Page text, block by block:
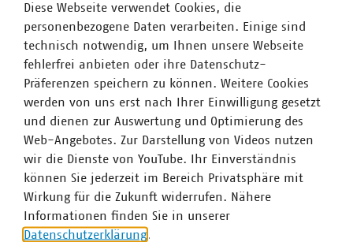
ENERGIEWIRTSCHAFTWASSER/ABWASSERDIGITALISIERUNG/TKABFALLWIRTSCHAFT
RECHT
Hausanschrift und Kontakt
VKU-Hauptgeschäftsstelle
Invalidenstr. 91
Diese Webseite verwendet Cookies, die
personenbezogene Daten verarbeiten. Einige sind
technisch notwendig, um Ihnen unsere Webseite
fehlerfrei anbieten oder ihre Datenschutz-
Präferenzen speichern zu können. Weitere Cookies
werden von uns erst nach Ihrer Einwilligung gesetzt
und dienen zur Auswertung und Optimierung des
Web-Angebotes. Zur Darstellung von Videos nutzen
wir die Dienste von YouTube. Ihr Einverständnis
können Sie jederzeit im Bereich Privatsphäre mit
Wirkung für die Zukunft widerrufen. Nähere
Informationen finden Sie in unserer
Datenschutzerklärung.